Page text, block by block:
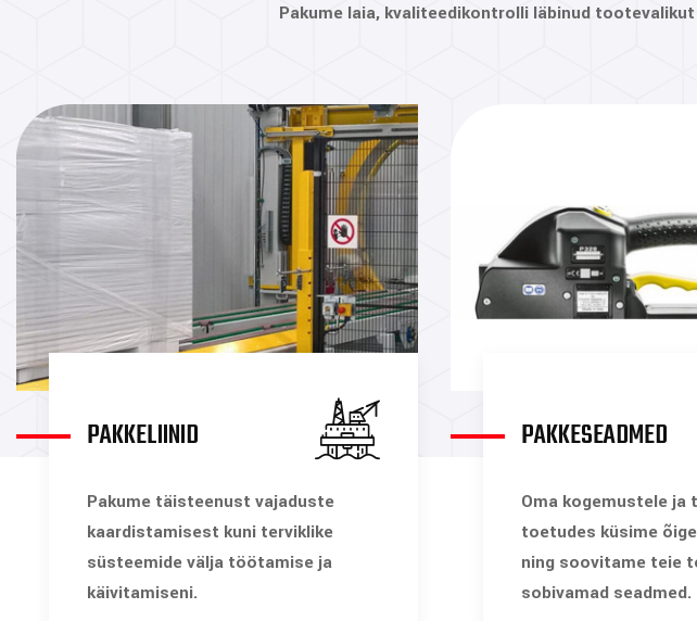
Pakume laia, kvaliteedikontrolli läbinud
PAKKELIINID
Pakume täisteenust vajaduste
kaardistamisest kuni terviklike
süsteemide välja töötamise ja
käivitamiseni.
PAKKESEADMED
Oma kogemustele ja
toetudes küsime
ning soovitame teie
sobivamad seadmed.